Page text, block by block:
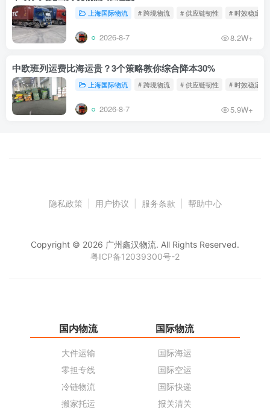
上海国际物流 # 跨境物流 # 供应链韧性 # 时效稳定
2026-8-7 8.2W+
中欧班列运费比海运贵？3个策略教你综合降本30%
上海国际物流 # 跨境物流 # 供应链韧性 # 时效稳定
2026-8-7 5.9W+
隐私政策 用户协议 服务条款 帮助中心
Copyright © 2026 广州鑫汉物流. All Rights Reserved.
粤ICP备12039300号-2
国内物流
大件运输
零担专线
冷链物流
搬家托运
国际物流
国际海运
国际空运
国际快递
报关清关